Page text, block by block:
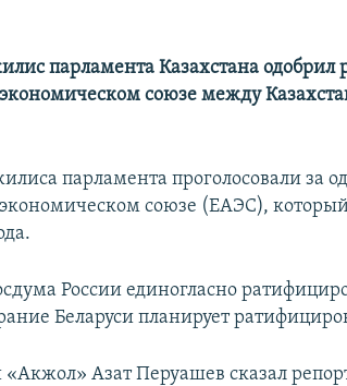
парламента Казахстана
союзе между
парламента проголосовали за
союзе (ЕАЭС),
России единогласно
Беларуси планирует
Азат Перуашев сказал